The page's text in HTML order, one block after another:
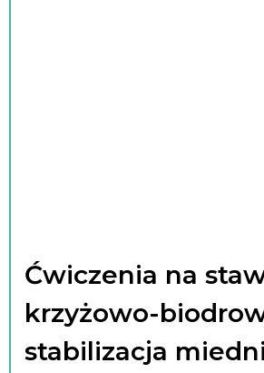
Ćwiczenia na
krzyżowo-
stabilizacja